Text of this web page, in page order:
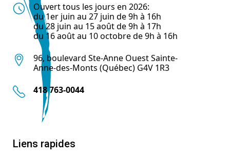
Ouvert tous les jours en 2026:
du 1er juin au 27 juin de 9h à 16h
du 28 juin au 15 août de 9h à 17h
du 16 août au 10 octobre de 9h à 16h
96, boulevard Ste-Anne Ouest Sainte-
Anne-des-Monts (Québec) G4V 1R3
418 763-0044
Liens rapides